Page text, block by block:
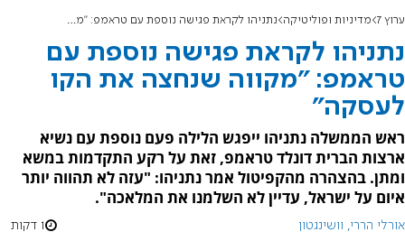
ערוץ 7 מדיניות ופוליטיקה נתניהו לקראת פגישה נוספת עם טראמפ: "מקווה שנחצה את הקו לעסקה"
נתניהו לקראת פגישה נוספת עם
טראמפ: "מקווה שנחצה את הקו
לעסקה"
ראש הממשלה נתניהו ייפגש הלילה פעם נוספת עם נשיא
ארצות הברית דונלד טראמפ, זאת על רקע התקדמות במשא
ומתן. בהצהרה מהקפיטול אמר נתניהו: "עזה לא תהווה יותר
איום על ישראל, עדיין לא השלמנו את המלאכה".
אורלי הררי, וושינגטון 1 דקות